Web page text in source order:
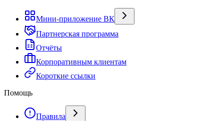
Мини-приложение ВК
Партнерская программа
Отчёты
Корпоративным клиентам
Короткие ссылки
Помощь
Правила